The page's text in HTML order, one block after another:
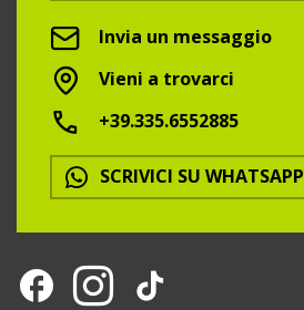
Invia un messaggio
Vieni a trovarci
+39.335.6552885
SCRIVICI SU WHATSAPP